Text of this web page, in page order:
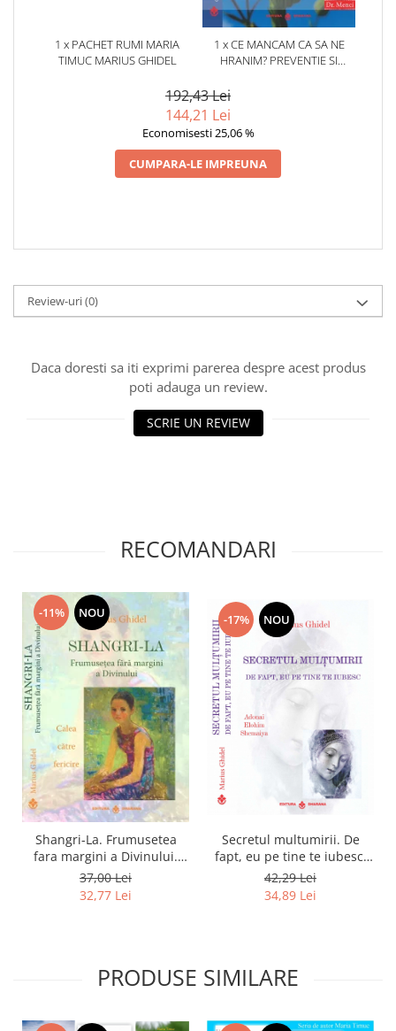
1 x PACHET RUMI MARIA
TIMUC MARIUS GHIDEL
1 x CE MANCAM CA SA NE
HRANIM? PREVENTIE SI
CARDIOVASCULARE SI IN
DIABETUL ZAHARAT
192,43 Lei
144,21 Lei
Economisesti 25,06 %
CUMPARA-LE IMPREUNA
Review-uri(0)
Daca doresti sa iti exprimi parerea despre acest produs
poti adauga un review.
SCRIE UN REVIEW
RECOMANDARI
-11% NOU
Shangri-La. Frumusetea
fara margini a Divinului.
Calea catre fericire
37,00 Lei
32,77 Lei
-17% NOU
Secretul multumirii. De
fapt, eu pe tine te iubesc.
Adonai Elohim Shemaiya.
42,29 Lei
34,89 Lei
PRODUSE SIMILARE